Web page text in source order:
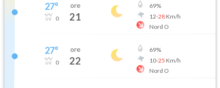
27°
0
ore
21
69%
12-28Km/h
Nord O
27°
0
ore
22
69%
10-25 Km/h
Nord O